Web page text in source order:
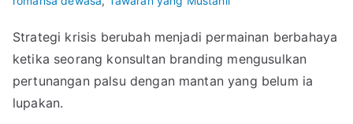
Strategi krisis berubah menjadi permainan berbahaya
ketika seorang konsultan branding mengusulkan
pertunangan palsu dengan mantan yang belum ia
lupakan.